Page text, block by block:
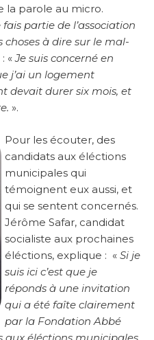
la parole au micro.
fais partie de l’association
choses à dire sur le mal-
: «Je suis concerné en
j’ai un logement
devait durer six mois, et
».
Pour les écouter, des
candidats aux éléctions
municipales qui
témoignent eux aussi, et
qui se sentent concernés.
Jérôme Safar, candidat
socialiste aux prochaines
éléctions, explique : « Si je
suis ici c’est que je
réponds à une invitation
qui a été faîte clairement
par la Fondation Abbé